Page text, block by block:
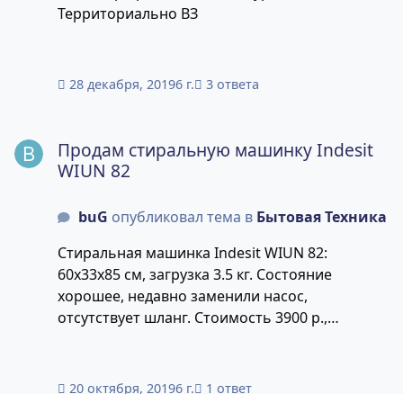
Территориально ВЗ
28 декабря, 20196 г. 3 ответа
Продам стиральную машинку Indesit
WIUN 82
buG опубликовал тема в Бытовая Техника
Стиральная машинка Indesit WIUN 82:
60x33x85 см, загрузка 3.5 кг. Состояние
хорошее, недавно заменили насос,
отсутствует шланг. Стоимость 3900 р.,
20 октября, 20196 г. 1 ответ